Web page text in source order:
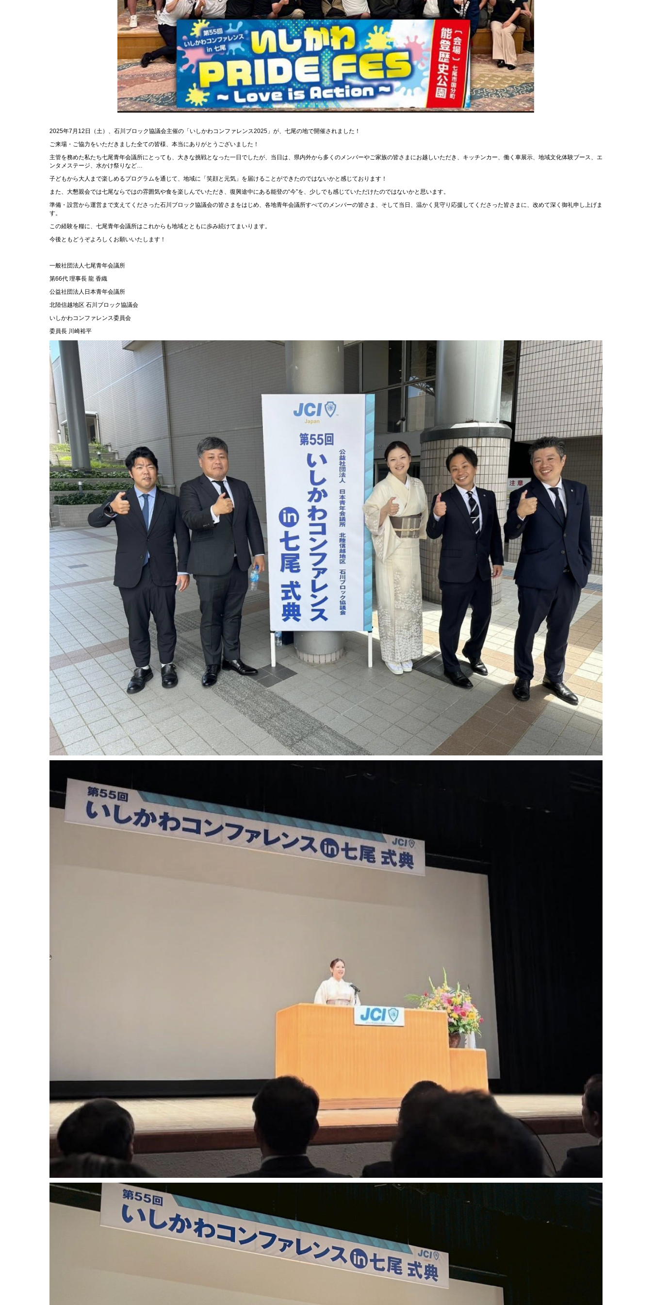
2025年7 月 12 日（土）、石川ブロック協議会主催の「いしかわコンファレンス2025 」が、七尾の地で開催されました！
ご来場・ご協力をいただきました全ての皆様、本当にありがとうございました！
主管を務めた私たち七尾青年会議所にとっても、大きな挑戦となった一日でしたが、当日は、県内外から多くのメンバーやご家族の皆さまにお越しいただき、キッチンカー、働く車展示、地域文化体験ブース、エ
ンタメステージ、水かけ祭りなど…
子どもから大人まで楽しめるプログラムを通じて、地域に「笑顔と元気」を届けることができたのではないかと感じております！
また、大懇親会では七尾ならではの雰囲気や食を楽しんでいただき、復興途中にある能登の“今”を、少しでも感じていただけたのではないかと思います。
準備・設営から運営まで支えてくださった石川ブロック協議会の皆さまをはじめ、各地青年会議所すべてのメンバーの皆さま、そして当日、温かく見守り応援してくださった皆さまに、改めて深く御礼申し上げま
す。
この経験を糧に、七尾青年会議所はこれからも地域とともに歩み続けてまいります。
今後ともどうぞよろしくお願いいたします！
一般社団法人七尾青年会議所
第66代 理事長 龍 香織
公益社団法人日本青年会議所
北陸信越地区 石川ブロック協議会
いしかわコンファレンス委員会
委員長 川崎裕平